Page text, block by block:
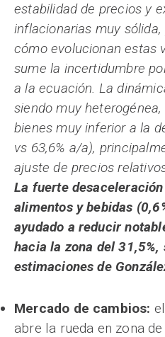
estabilidad de precios y
inflacionarias muy
cómo evolucionan estas
sume la incertidumbre
a la ecuación. La
siendo muy
bienes muy inferior a la
vs 63,6% a/a),
ajuste de precios
La fuerte
alimentos y bebidas
ayudado a reducir
hacia la zona del 31,5%,
estimaciones de
Mercado de cambios:
abre la rueda en zona